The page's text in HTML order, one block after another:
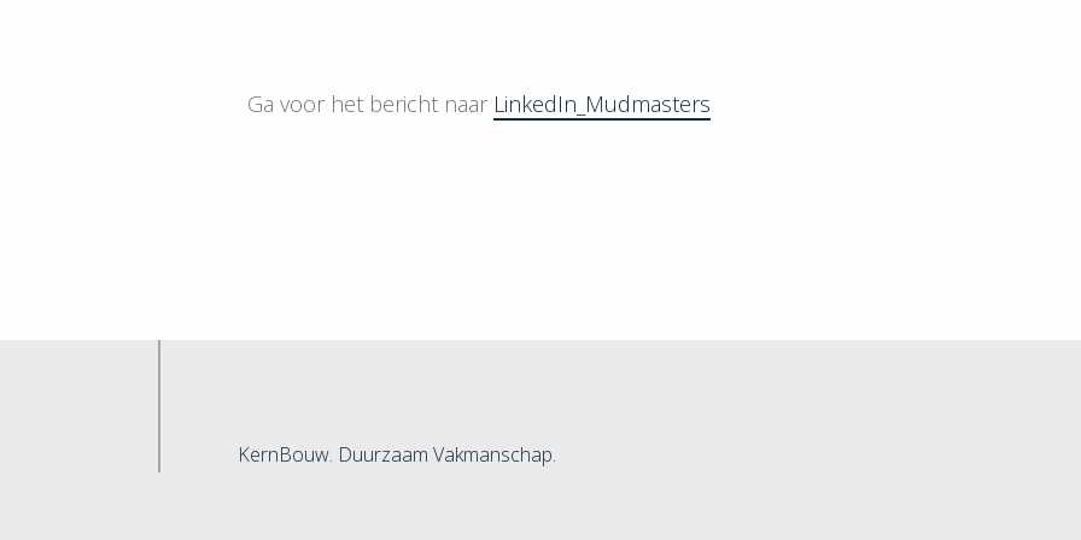
Ga voor het bericht naar LinkedIn_Mudmasters
KernBouw. Duurzaam Vakmanschap.